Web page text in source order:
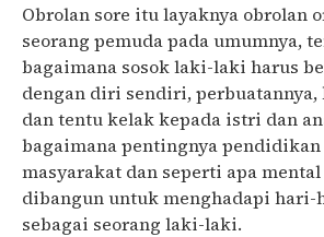
Obrolan sore itu layaknya obrolan
seorang pemuda pada umumnya,
bagaimana sosok laki-laki harus
dengan diri sendiri, perbuatannya,
dan tentu kelak kepada istri dan
bagaimana pentingnya
masyarakat dan seperti apa
dibangun untuk menghadapi hari-
sebagai seorang laki-laki.